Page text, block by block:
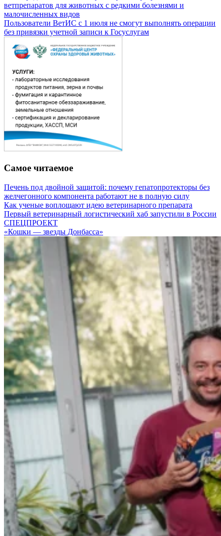
ветпрепаратов для животных с редкими болезнями и
малочисленных видов
Пользователи ВетИС с 1 июля не смогут выполнять операции
без привязки учетной записи к Госуслугам
Самое читаемое
Печень под двойной защитой: почему гепатопротекторы без
желчегонного компонента работают не в полную силу
Как ученые воплощают идею ветеринарного препарата
Первый ветеринарный логистический хаб запустили в России
СПЕЦПРОЕКТ
«Кошки — звезды Донбасса»